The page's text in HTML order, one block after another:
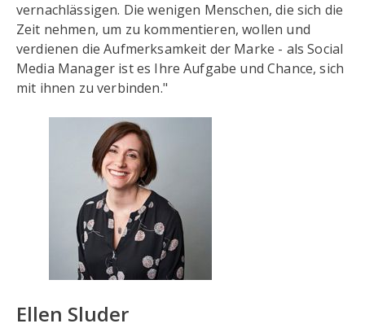
vernachlässigen. Die wenigen Menschen, die sich die
Zeit nehmen, um zu kommentieren, wollen und
verdienen die Aufmerksamkeit der Marke - als Social
Media Manager ist es Ihre Aufgabe und Chance, sich
mit ihnen zu verbinden."
Ellen Sluder